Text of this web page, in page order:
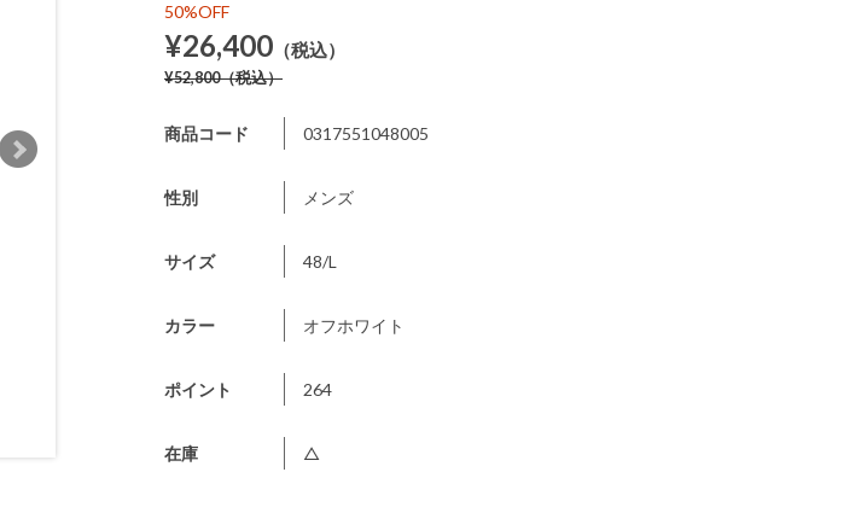
50%OFF
¥26,400 （税込）
¥52,800（税込）
商品コード 0317551048005
性別 メンズ
サイズ 48/L
カラー オフホワイト
ポイント 264
在庫 △